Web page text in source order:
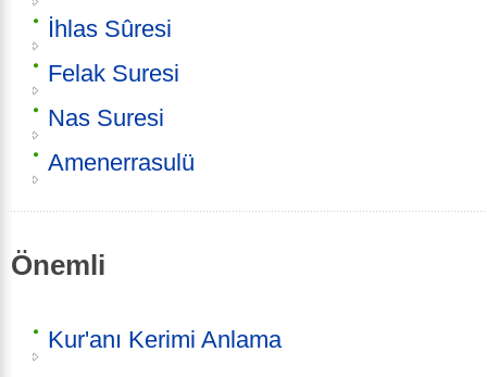
İhlas Sûresi
Felak Suresi
Nas Suresi
Amenerrasulü
Önemli
Kur'anı Kerimi Anlama